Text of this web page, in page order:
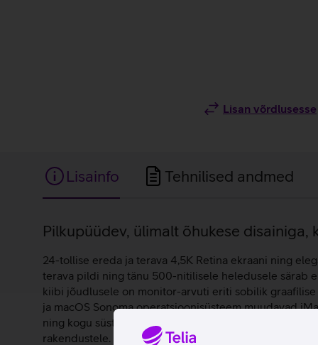
Lisan võrdlusesse
Lisainfo Tehnilised andmed
Lisainfo
Pilkupüüdev, ülimalt õhukese disainiga,
24-tollise ereda ja terava 4,5K Retina ekraani ning
terava pildi ning tänu 500-nitilisele heledusele särab
kiibi jõudlusele on monitor-arvuti eriti sobilik
ja macOS Sonoma operatsioonisüsteem muudavad
ning kogu süsteem töötab kiirelt ja sujuvalt. 8 GB
rakendustele. iMaci audiosüsteem pakub rikkalikku